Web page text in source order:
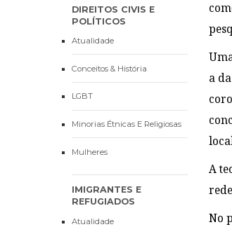
DIREITOS CIVIS E
POLÍTICOS
Atualidade
Conceitos & História
LGBT
Minorias Étnicas E Religiosas
Mulheres
IMIGRANTES E
REFUGIADOS
Atualidade
a
A
No